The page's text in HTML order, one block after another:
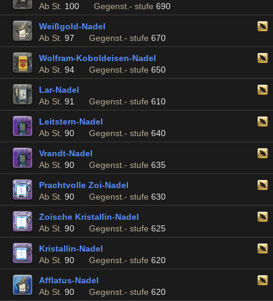
Ab St. 100 Gegenst.- stufe 690
Weißgold-Nadel
Ab St. 97 Gegenst.- stufe 670
Wolfram-Koboldeisen-Nadel
Ab St. 94 Gegenst.- stufe 650
Lar-Nadel
Ab St. 91 Gegenst.- stufe 610
Leitstern-Nadel
Ab St. 90 Gegenst.- stufe 640
Vrandt-Nadel
Ab St. 90 Gegenst.- stufe 635
Prachtvolle Zoi-Nadel
Ab St. 90 Gegenst.- stufe 630
Zoische Kristallin-Nadel
Ab St. 90 Gegenst.- stufe 625
Kristallin-Nadel
Ab St. 90 Gegenst.- stufe 620
Afflatus-Nadel
Ab St. 90 Gegenst.- stufe 620